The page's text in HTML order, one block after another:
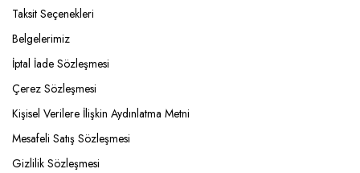
Taksit Seçenekleri
Belgelerimiz
İptal İade Sözleşmesi
Çerez Sözleşmesi
Kişisel Verilere İlişkin Aydınlatma Metni
Mesafeli Satış Sözleşmesi
Gizlilik Sözleşmesi